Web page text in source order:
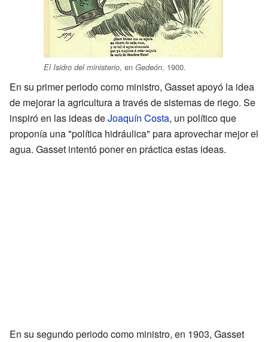
El Isidro del ministerio, en Gedeón, 1900.
En su primer periodo como ministro, Gasset apoyó la idea
de mejorar la agricultura a través de sistemas de riego. Se
inspiró en las ideas deJoaquín Costa, un político que
proponía una "política hidráulica" para aprovechar mejor el
agua. Gasset intentó poner en práctica estas ideas.
En su segundo periodo como ministro, en 1903, Gasset